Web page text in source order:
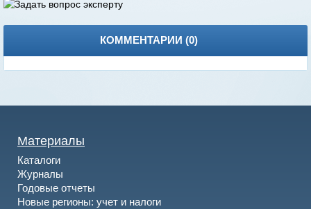
КОММЕНТАРИИ (0)
Материалы
Каталоги
Журналы
Годовые отчеты
Новые регионы: учет и налоги